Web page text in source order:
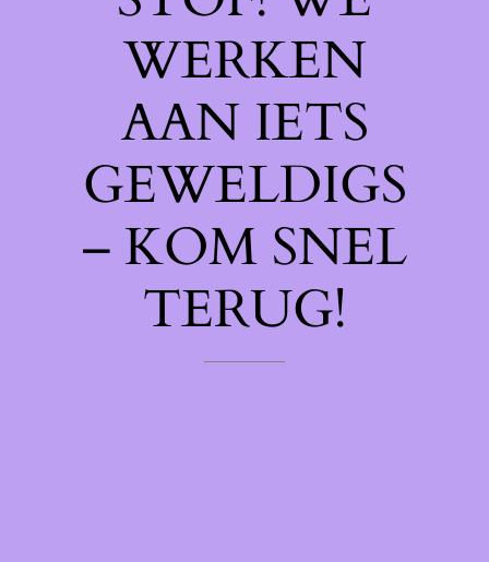
WERKEN
AAN IETS
GEWELDIGS
– KOM SNEL
TERUG!